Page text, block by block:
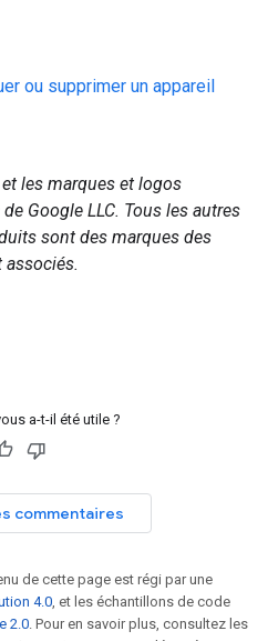
ou supprimer un appareil
les marques et logos
Google LLC. Tous les autres
sont des marques des
a-t-il été utile ?
commentaires
de cette page est régi par une
4.0, et les échantillons de code
2.0. Pour en savoir plus, consultez les